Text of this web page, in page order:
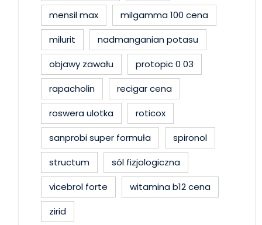
mensil max
milgamma 100 cena
milurit
nadmanganian potasu
objawy zawału
protopic 0 03
rapacholin
recigar cena
roswera ulotka
roticox
sanprobi super formuła
spironol
structum
sól fizjologiczna
vicebrol forte
witamina b12 cena
zirid